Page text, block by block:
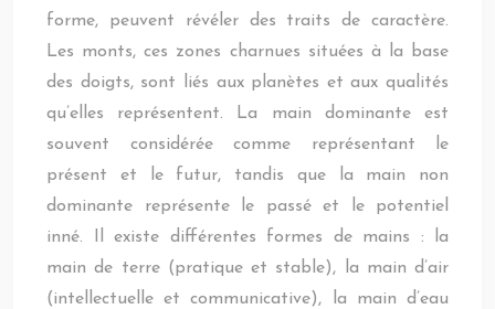
forme, peuvent révéler des traits de caractère.
Les monts, ces zones charnues situées à la base
des doigts, sont liés aux planètes et aux qualités
qu’elles représentent. La main dominante est
souvent considérée comme représentant le
présent et le futur, tandis que la main non
dominante représente le passé et le potentiel
inné. Il existe différentes formes de mains : la
main de terre (pratique et stable), la main d’air
(intellectuelle et communicative), la main d’eau